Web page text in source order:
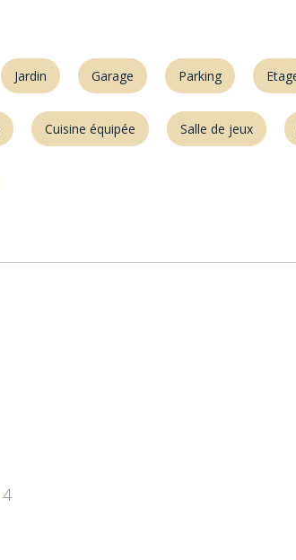
Jardin Garage Parking
Cuisine équipée Salle de jeux
4